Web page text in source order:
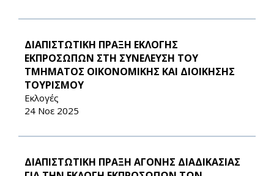
ΔΙΑΠΙΣΤΩΤΙΚΗ ΠΡΑΞΗ ΕΚΛΟΓΗΣ
ΕΚΠΡΟΣΩΠΩΝ ΣΤΗ ΣΥΝΕΛΕΥΣΗ ΤΟΥ
ΤΜΗΜΑΤΟΣ ΟΙΚΟΝΟΜΙΚΗΣ ΚΑΙ ΔΙΟΙΚΗΣΗΣ
ΤΟΥΡΙΣΜΟΥ
Εκλογές
24 Νοε 2025
ΔΙΑΠΙΣΤΩΤΙΚΗ ΠΡΑΞΗ ΑΓΟΝΗΣ ΔΙΑΔΙΚΑΣΙΑΣ